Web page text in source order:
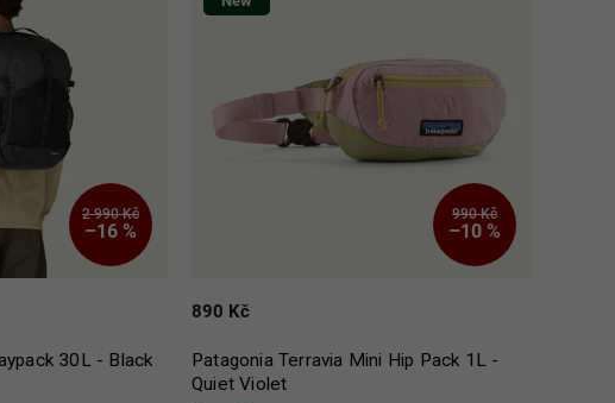
2 990 Kč
–16 %
30L - Black
990 Kč
–10 %
Patagonia Terravia Mini Hip Pack 1L -
Quiet Violet
890 Kč